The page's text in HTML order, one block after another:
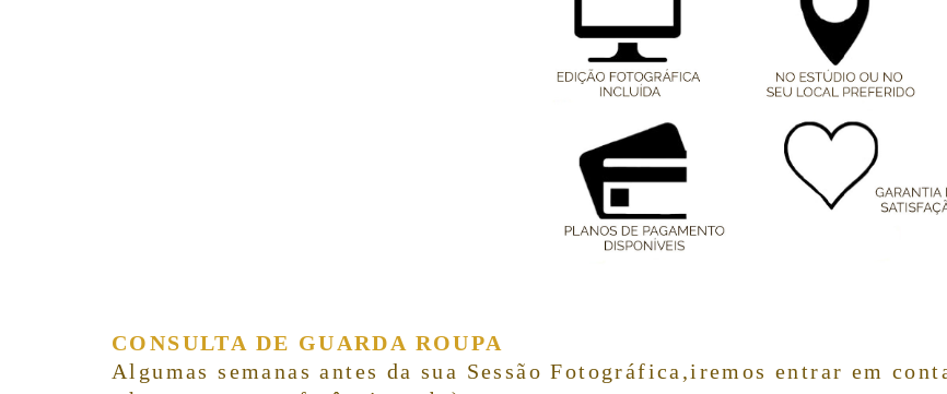
CONSULTA DE GUARDA ROUPA
Algumas semanas antes da sua Sessão Fotográfica,iremos entrar em